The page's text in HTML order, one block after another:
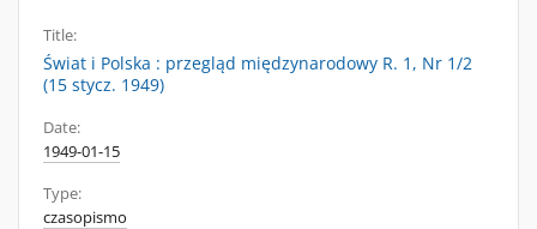
Title:
Świat i Polska : przegląd międzynarodowy R. 1, Nr 1/2
(15 stycz. 1949)
Date:
1949-01-15
Type:
czasopismo